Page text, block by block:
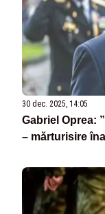
30 dec. 2025, 14:05
Gabriel Oprea:
– mărturisire